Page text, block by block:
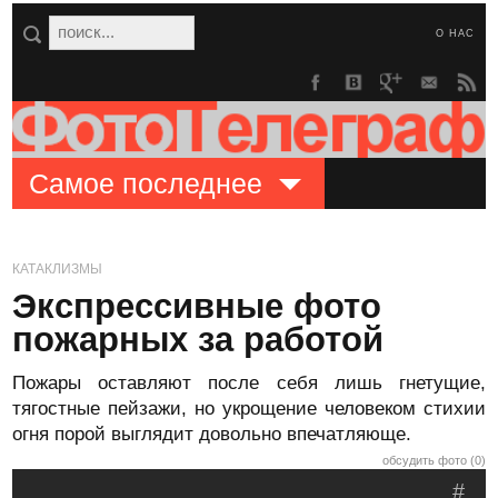
О НАС
Самое последнее
КАТАКЛИЗМЫ
Экспрессивные фото
пожарных за работой
Пожары оставляют после себя лишь гнетущие,
тягостные пейзажи, но укрощение человеком стихии
огня порой выглядит довольно впечатляюще.
обсудить фото (0)
#